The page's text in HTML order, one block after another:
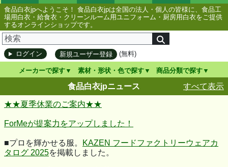
食品白衣jpへようこそ！ 食品白衣jpは全国の法人・個人の皆様に、食品工
場用白衣・給食衣・クリーンルーム用ユニフォーム・厨房用白衣をご提供
するオンラインショップです。
ログイン 新規ユーザー登録 (無料)
メーカーで探す 素材・形状・色で探す 商品分類で探す
食品白衣jpニュース すべて表示
★★夏季休業のご案内★★
ForMeが提案力をアップしました！
■プロを輝かせる服。
KAZEN フードファクトリーウェアカ
タログ 2025を掲載しました。